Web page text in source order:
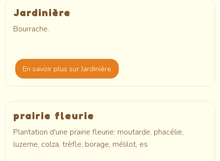
Jardinière
Bourrache.
En savoir plussur Jardinière
prairie fleurie
Plantation d'une prairie fleurie: moutarde, phacélie,
luzerne, colza, trèfle, borage, mélilot, es